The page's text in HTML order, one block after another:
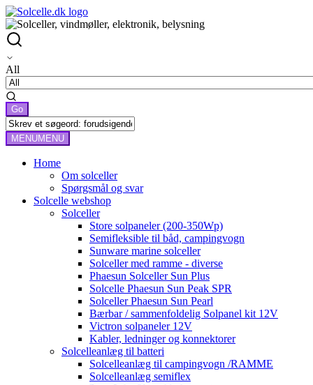
All
MENUMENU
Home
Om solceller
Spørgsmål og svar
Solcelle webshop
Solceller
Store solpaneler (200-350Wp)
Semifleksible til båd, campingvogn
Sunware marine solceller
Solceller med ramme - diverse
Phaesun Solceller Sun Plus
Solcelle Phaesun Sun Peak SPR
Solceller Phaesun Sun Pearl
Bærbar / sammenfoldelig Solpanel kit 12V
Victron solpaneler 12V
Kabler, ledninger og konnektorer
Solcelleanlæg til batteri
Solcelleanlæg til campingvogn /RAMME
Solcelleanlæg semiflex